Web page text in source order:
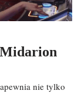
Midarion
nie tylko